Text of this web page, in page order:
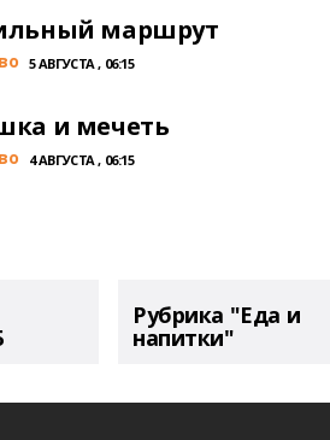
маршрут
5 АВГУСТА , 06:15
и мечеть
4 АВГУСТА , 06:15
Рубрика "Еда и
напитки"